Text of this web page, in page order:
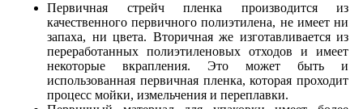
Первичная стрейч пленка производится из
качественного первичного полиэтилена, не имеет ни
запаха, ни цвета. Вторичная же изготавливается из
переработанных полиэтиленовых отходов и имеет
некоторые вкрапления. Это может быть и
использованная первичная пленка, которая проходит
процесс мойки, измельчения и переплавки.